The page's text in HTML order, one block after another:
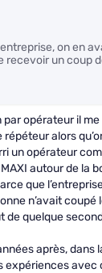
on en
recevoir un coup
par opérateur il
alors
un opérateur
autour de la
que
n’avait
de quelque
après, dans
expériences avec